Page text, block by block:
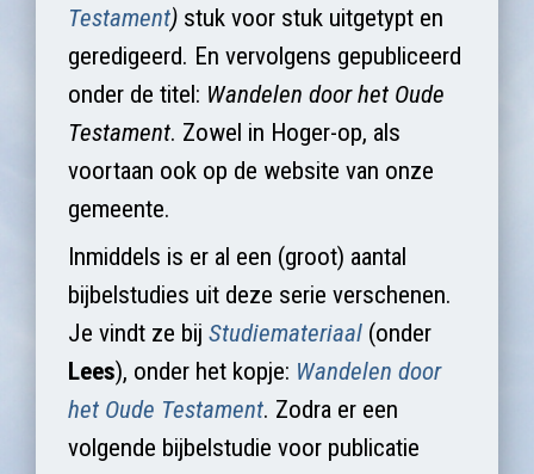
Testament) stuk voor stuk uitgetypt en
geredigeerd. En vervolgens gepubliceerd
onder de titel: Wandelen door het Oude
Testament. Zowel in Hoger-op, als
voortaan ook op de website van onze
gemeente.
Inmiddels is er al een (groot) aantal
bijbelstudies uit deze serie verschenen.
Je vindt ze bij Studiemateriaal (onder
Lees), onder het kopje: Wandelen door
het Oude Testament. Zodra er een
volgende bijbelstudie voor publicatie